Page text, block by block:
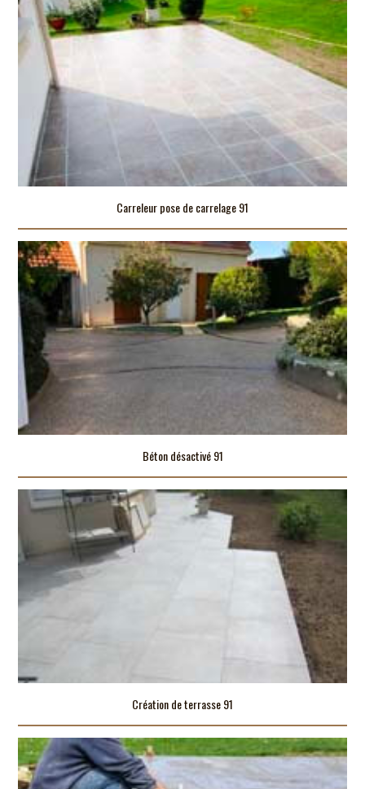
Carreleur pose de carrelage 91
Béton désactivé 91
Création de terrasse 91